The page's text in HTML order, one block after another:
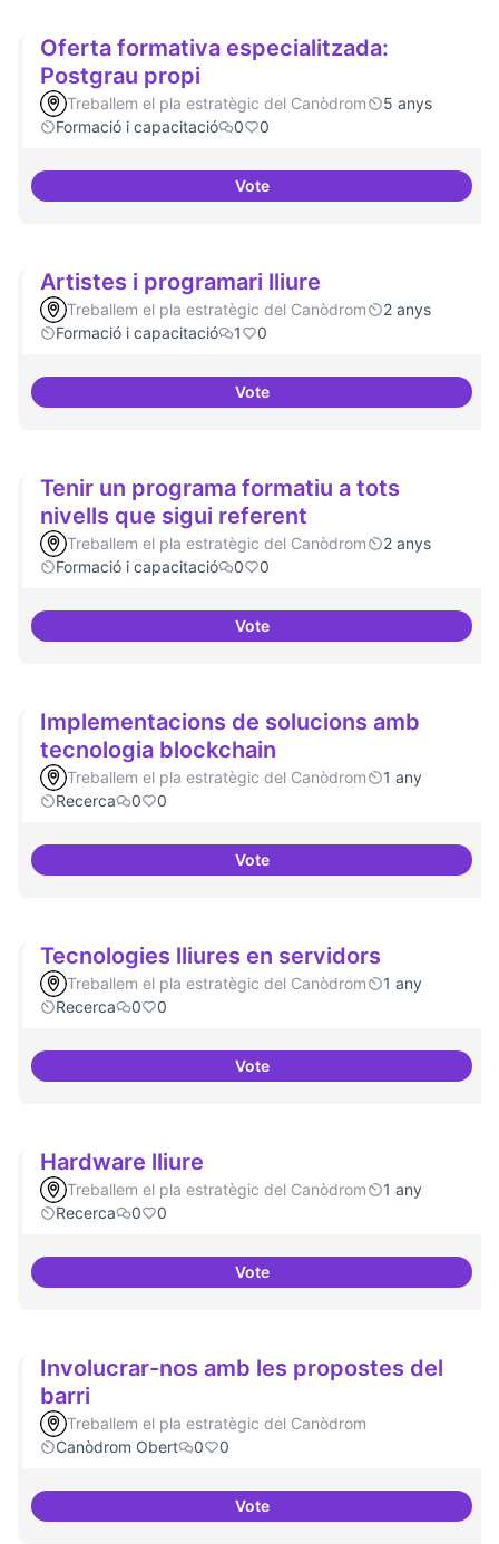
Oferta formativa especialitzada:
Postgrau propi
Treballem el pla estratègic del Canòdrom
5 anys
Formació i capacitació
0 0
VoteOferta formativa
Artistes i programari lliure
Treballem el pla estratègic del Canòdrom
2 anys
Formació i capacitació
1 0
VoteArtistes i programari lliure
Tenir un programa formatiu a tots
nivells que sigui referent
Treballem el pla estratègic del Canòdrom
2 anys
Formació i capacitació
0 0
VoteTenir un programa formatiu a
Implementacions de solucions amb
tecnologia blockchain
Treballem el pla estratègic del Canòdrom
1 any
Recerca
0 0
VoteImplementacions de solucions
Tecnologies lliures en servidors
Treballem el pla estratègic del Canòdrom
1 any
Recerca
0 0
VoteTecnologies lliures en servidors
Hardware lliure
Treballem el pla estratègic del Canòdrom
1 any
Recerca
0 0
VoteHardware lliure
Involucrar-nos amb les propostes del
barri
Treballem el pla estratègic del Canòdrom
Canòdrom Obert
0 0
VoteInvolucrar-nos amb les